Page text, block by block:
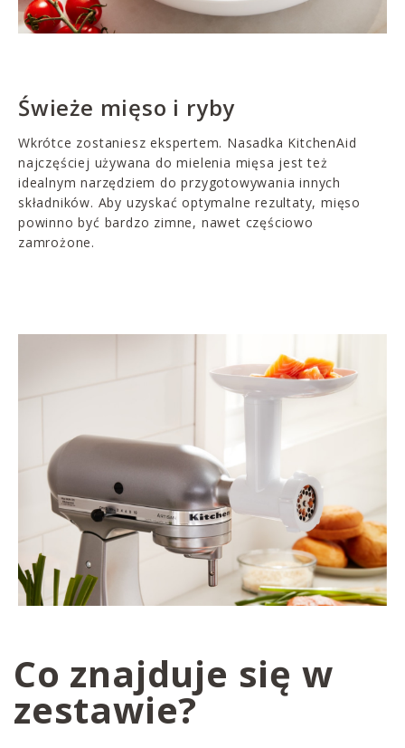
Świeże mięso i ryby
Wkrótce zostaniesz ekspertem. Nasadka KitchenAid
najczęściej używana do mielenia mięsa jest też
idealnym narzędziem do przygotowywania innych
składników. Aby uzyskać optymalne rezultaty, mięso
powinno być bardzo zimne, nawet częściowo
zamrożone.
Co znajduje się w
zestawie?